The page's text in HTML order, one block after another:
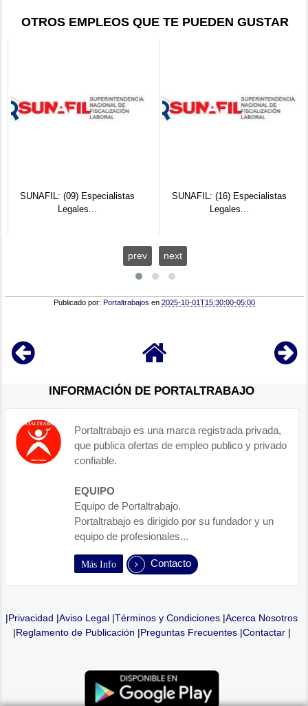
OTROS EMPLEOS QUE TE PUEDEN GUSTAR
SUNAFIL: (09) Especialistas
Legales...
SUNAFIL: (16) Especialistas
Legales...
prev next
Publicado por:Portaltrabajos en2025-10-01T15:30:00-05:00
INFORMACIÓN DE PORTALTRABAJO
Portaltrabajo es una marca registrada privada,
que publica ofertas de empleo publico y privado
confiable.
EQUIPO
Equipo de Portaltrabajo.
Portaltrabajo es dirigido por su fundador y un
equipo de profesionales...
Más Info Contacto
|Privacidad |Aviso Legal |Términos y Condiciones |Acerca Nosotros
|Reglamento de Publicación |Preguntas Frecuentes|Contactar|